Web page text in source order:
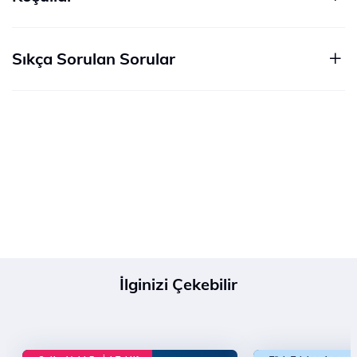
Sıkça Sorulan Sorular
İlginizi Çekebilir